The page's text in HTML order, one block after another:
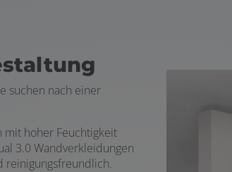
suchen nach einer
mit hoher Feuchtigkeit
3.0 Wandverkleidungen
reinigungsfreundlich.